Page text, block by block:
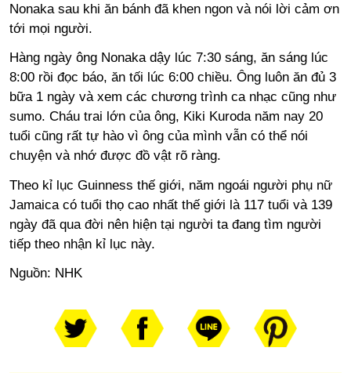
Nonaka sau khi ăn bánh đã khen ngon và nói lời cảm ơn
tới mọi người.
Hàng ngày ông Nonaka dậy lúc 7:30 sáng, ăn sáng lúc
8:00 rồi đọc báo, ăn tối lúc 6:00 chiều. Ông luôn ăn đủ 3
bữa 1 ngày và xem các chương trình ca nhạc cũng như
sumo. Cháu trai lớn của ông, Kiki Kuroda năm nay 20
tuổi cũng rất tự hào vì ông của mình vẫn có thể nói
chuyện và nhớ được đồ vật rõ ràng.
Theo kỉ lục Guinness thế giới, năm ngoái người phụ nữ
Jamaica có tuổi thọ cao nhất thế giới là 117 tuổi và 139
ngày đã qua đời nên hiện tại người ta đang tìm người
tiếp theo nhận kỉ lục này.
Nguồn: NHK